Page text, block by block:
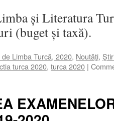
și Literatura
(buget și taxă).
Limba Turcă, 2020, Noutăţi,
turca 2020, turca 2020 |